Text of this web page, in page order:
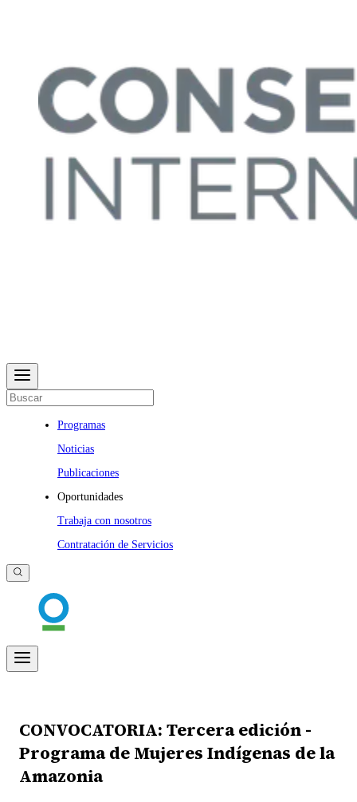
Programas
Noticias
Publicaciones
Oportunidades
Trabaja con nosotros
Contratación de Servicios
CONVOCATORIA: Tercera edición -
Programa de Mujeres Indígenas de la
Amazonia